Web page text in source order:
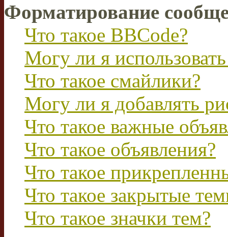
Форматирование
Что такое BBCode?
Могу ли я
Что такое смайлики?
Могу ли я добавлять
Что такое важные
Что такое объявления?
Что такое
Что такое закрытые
Что такое значки тем?